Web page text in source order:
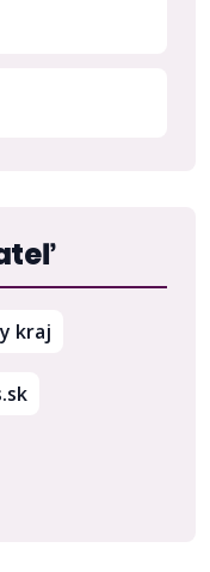
kraj
(otvorí sa v novom